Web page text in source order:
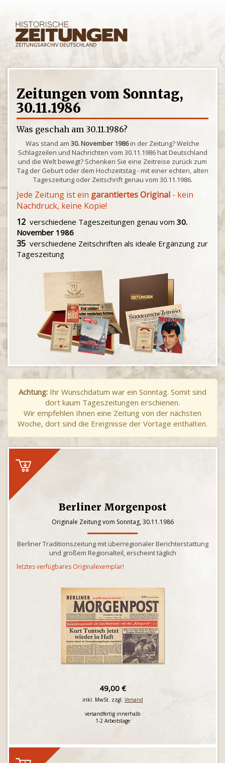
Zeitungen vom Sonntag,
30.11.1986
Was geschah am 30.11.1986?
Was stand am 30. November 1986in der Zeitung? Welche
Schlagzeilen und Nachrichten vom 30.11.1986 hat Deutschland
und die Welt bewegt? Schenken Sie eine Zeitreise zurück zum
Tag der Geburt oder dem Hochzeitstag - mit einer echten, alten
Tageszeitung oder Zeitschrift genau vom 30.11.1986.
Jede Zeitung ist ein garantiertes Original - kein
Nachdruck, keine Kopie!
12 verschiedene Tageszeitungen genau vom 30.
November 1986
35 verschiedene Zeitschriften als ideale Ergänzung zur
Tageszeitung
Achtung: Ihr Wunschdatum war ein Sonntag. Somit sind
dort kaum Tageszeitungen erschienen.
Wir empfehlen Ihnen eine Zeitung von der nächsten
Woche, dort sind die Ereignisse der Vortage enthalten.
Berliner Morgenpost
Originale Zeitung vom Sonntag, 30.11.1986
Berliner Traditionszeitung mit überregionaler Berichterstattung
und großem Regionalteil, erscheint täglich
letztes verfügbares Originalexemplar!
49,00 €
inkl. MwSt. zzgl. Versand
versandfertig innerhalb
1-2 Arbeitstage